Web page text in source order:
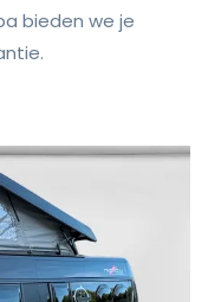
bieden we je